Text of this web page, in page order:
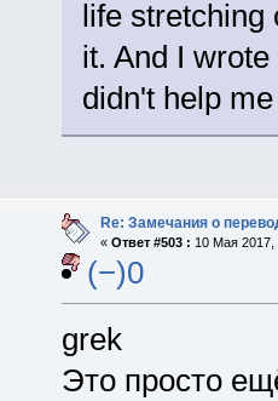
life stretching
it. And I
didn't help
Re: Замечания о
« Ответ #503 : 10 Мая 2017,
(−)0
grek
Это просто